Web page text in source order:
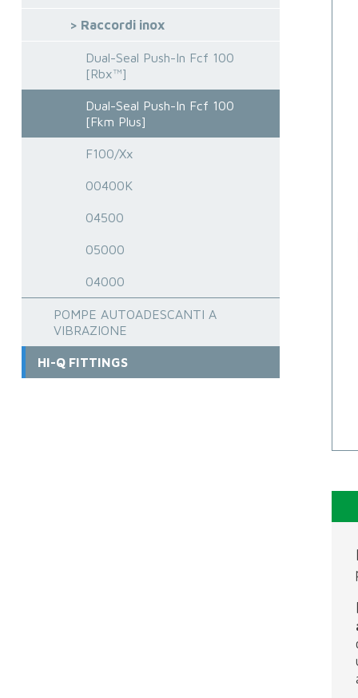
> Raccordi inox
Dual-Seal Push-In Fcf 100
[Rbx™]
Dual-Seal Push-In Fcf 100
[Fkm Plus]
F100/Xx
00400K
04500
05000
04000
POMPE AUTOADESCANTI A
VIBRAZIONE
HI-Q FITTINGS